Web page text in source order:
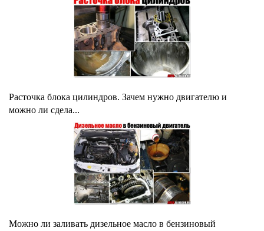
Расточка блока цилиндров. Зачем нужно двигателю и
можно ли сдела...
Можно ли заливать дизельное масло в бензиновый